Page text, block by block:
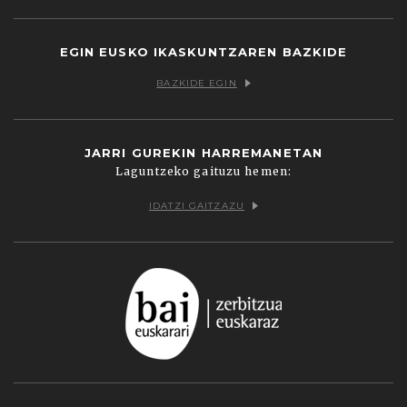
EGIN EUSKO IKASKUNTZAREN BAZKIDE
BAZKIDE EGIN
JARRI GUREKIN HARREMANETAN
Laguntzeko gaituzu hemen:
IDATZI GAITZAZU